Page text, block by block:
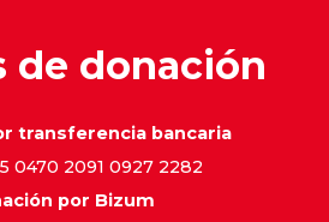
de donación
transferencia bancaria
0470 2091 0927 2282
por Bizum